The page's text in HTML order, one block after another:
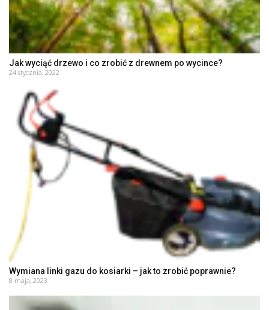
Jak wyciąć drzewo i co zrobić z drewnem po wycince?
24 stycznia, 2022
Wymiana linki gazu do kosiarki – jak to zrobić poprawnie?
8 maja, 2023